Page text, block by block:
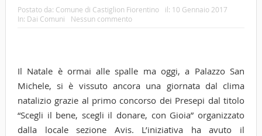
Postato da: Comune di Castiglion Fiorentino il: 10 Gennaio 2017
In: Dai Comuni Nessun commento
Il Natale è ormai alle spalle ma oggi, a Palazzo San
Michele, si è vissuto ancora una giornata dal clima
natalizio grazie al primo concorso dei Presepi dal titolo
“Scegli il bene, scegli il donare, con Gioia” organizzato
dalla locale sezione Avis. L’iniziativa ha avuto il